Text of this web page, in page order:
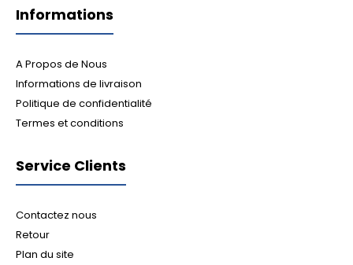
Informations
A Propos de Nous
Informations de livraison
Politique de confidentialité
Termes et conditions
Service Clients
Contactez nous
Retour
Plan du site